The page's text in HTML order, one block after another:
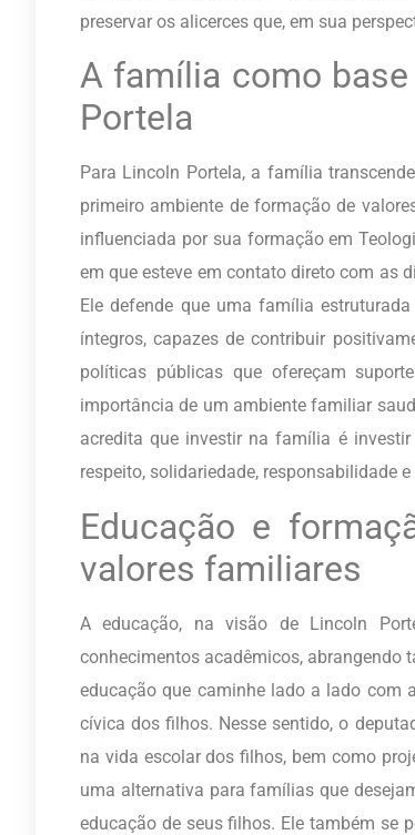
preservar os alicerces que, em sua
A família como
Portela
Para Lincoln Portela, a família
primeiro ambiente de formação de
influenciada por sua formação em
em que esteve em contato direto com as
Ele defende que uma família
íntegros, capazes de contribuir
políticas públicas que ofereçam
importância de um ambiente familiar
acredita que investir na família é
respeito, solidariedade, responsabilidade
Educação e
valores familiares
A educação, na visão de Lincoln
conhecimentos acadêmicos, abrangendo
educação que caminhe lado a lado com
cívica dos filhos. Nesse sentido, o
na vida escolar dos filhos, bem como
uma alternativa para famílias que
educação de seus filhos. Ele também se